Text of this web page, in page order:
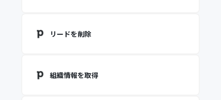
リードを削除
組織情報を取得